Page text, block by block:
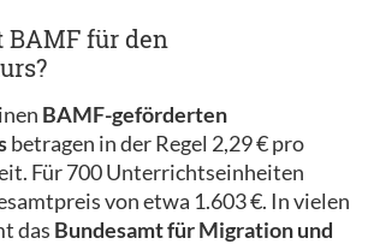
für den
BAMF-geförderten
betragen in der Regel 2,29 € pro
Für 700 Unterrichtseinheiten
von etwa 1.603 €. In vielen
das Bundesamt für Migration und